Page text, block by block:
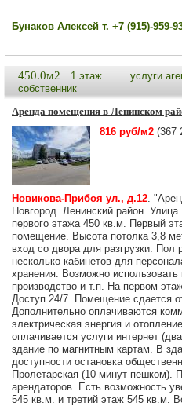
Бунаков Алексей т. +7 (915)-959-
450.0м2 1 этаж
услуги
собственник
Аренда помещения в Ленинском
816 руб/м2 (367
Новикова-Прибоя ул., д.12.
Новгород. Ленинский район.
первого этажа 450 кв.м. Первый
помещение. Высота потолка 3,8
вход со двора для разгрузки.
несколько кабинетов для
хранения. Возможно
производство и т.п. На первом
Доступ 24/7. Помещение сдается
Дополнительно оплачиваются
электрическая энергия и
оплачивается услуги интернет
здание по магнитным картам. В
доступности остановка
Пролетарская (10 минут пешком).
арендаторов. Есть возможность
545 кв.м. и третий этаж 545 кв.м.